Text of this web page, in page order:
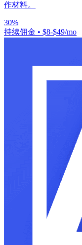
作材料。
30%
持续佣金 • $8-$49/mo